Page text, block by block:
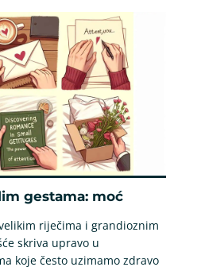
gestama: moć
riječima i grandioznim
skriva upravo u
koje često uzimamo zdravo